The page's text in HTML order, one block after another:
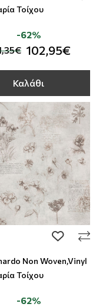
Τοίχου
102,95€
-62%
Καλάθι
add to
Non Woven,Vinyl
Τοίχου
-62%